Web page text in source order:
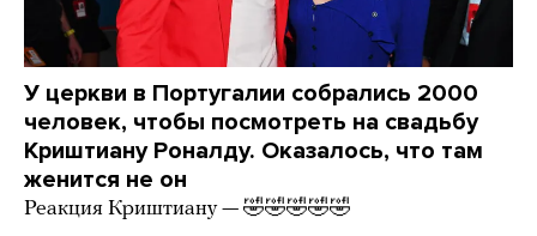
У церкви в Португалии собрались 2000
человек, чтобы посмотреть на свадьбу
Криштиану Роналду. Оказалось, что там
женится не он
Реакция Криштиану — 🤣🤣🤣🤣🤣